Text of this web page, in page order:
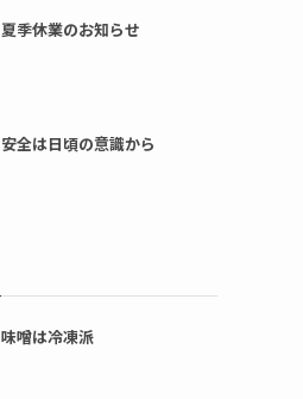
夏季休業のお知らせ
安全は日頃の意識から
味噌は冷凍派